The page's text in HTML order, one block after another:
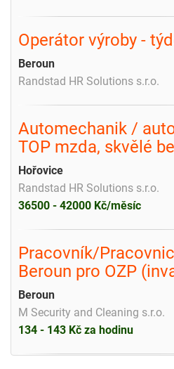
Operátor výroby -
Beroun
Randstad HR Solutions s.r.o.
Automechanik /
TOP mzda, skvělé
Hořovice
Randstad HR Solutions s.r.o.
36500 - 42000 Kč/měsíc
Pracovník/
Beroun pro OZP
Beroun
M Security and Cleaning s.r.o.
134 - 143 Kč za hodinu